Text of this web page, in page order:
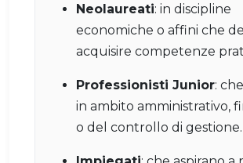
Neolaureati: in discipline
economiche o affini che
acquisire competenze
Professionisti Junior:
in ambito amministrativo,
o del controllo di gestione.